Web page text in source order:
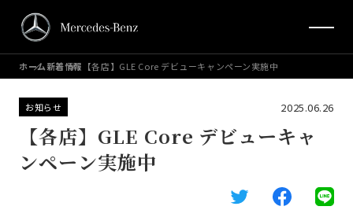
ホーム新着情報 【各店】GLE Core デビューキャンペーン実施中
お知らせ 2025.06.26
【各店】GLE Core デビューキャ
ンペーン実施中